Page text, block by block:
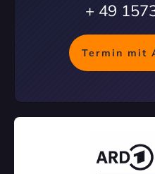
+ 49
Termin mit